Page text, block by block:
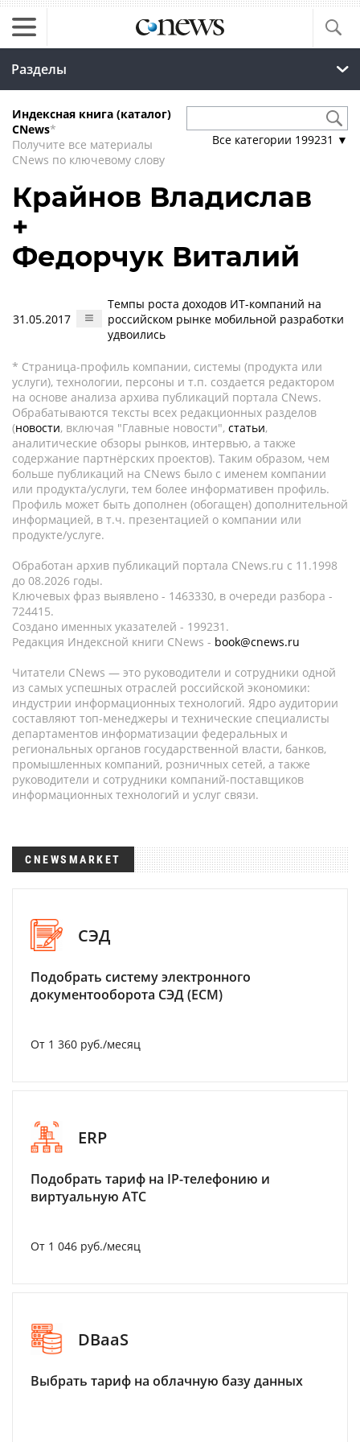
Разделы
Индексная книга (каталог)
CNews*
Получите все материалы
CNews по ключевому слову
Все категории 199231 ▼
Крайнов Владислав
+
Федорчук Виталий
31.05.2017
Темпы роста доходов ИТ-компаний на
российском рынке мобильной разработки
удвоились
* Страница-профиль компании, системы (продукта или
услуги), технологии, персоны и т.п. создается редактором
на основе анализа архива публикаций портала CNews.
Обрабатываются тексты всех редакционных разделов
(новости, включая "Главные новости", статьи,
аналитические обзоры рынков, интервью, а также
содержание партнёрских проектов). Таким образом, чем
больше публикаций на CNews было с именем компании
или продукта/услуги, тем более информативен профиль.
Профиль может быть дополнен (обогащен) дополнительной
информацией, в т.ч. презентацией о компании или
продукте/услуге.
Обработан архив публикаций портала CNews.ru c 11.1998
до 08.2026 годы.
Ключевых фраз выявлено - 1463330, в очереди разбора -
724415.
Создано именных указателей - 199231.
Редакция Индексной книги CNews - book@cnews.ru
Читатели CNews — это руководители и сотрудники одной
из самых успешных отраслей российской экономики:
индустрии информационных технологий. Ядро аудитории
составляют топ-менеджеры и технические специалисты
департаментов информатизации федеральных и
региональных органов государственной власти, банков,
промышленных компаний, розничных сетей, а также
руководители и сотрудники компаний-поставщиков
информационных технологий и услуг связи.
CNEWSMARKET
СЭД
Подобрать систему электронного
документооборота СЭД (ECM)
От 1 360 руб./месяц
ERP
Подобрать тариф на IP-телефонию и
виртуальную АТС
От 1 046 руб./месяц
DBaaS
Выбрать тариф на облачную базу данных